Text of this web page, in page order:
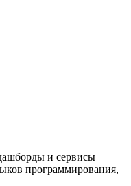
и сервисы
программирования,